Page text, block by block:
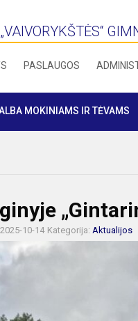
PASLAUGOS
MOKINIAMS IR TĖVAMS
10-14 Kategorija: Aktualijos